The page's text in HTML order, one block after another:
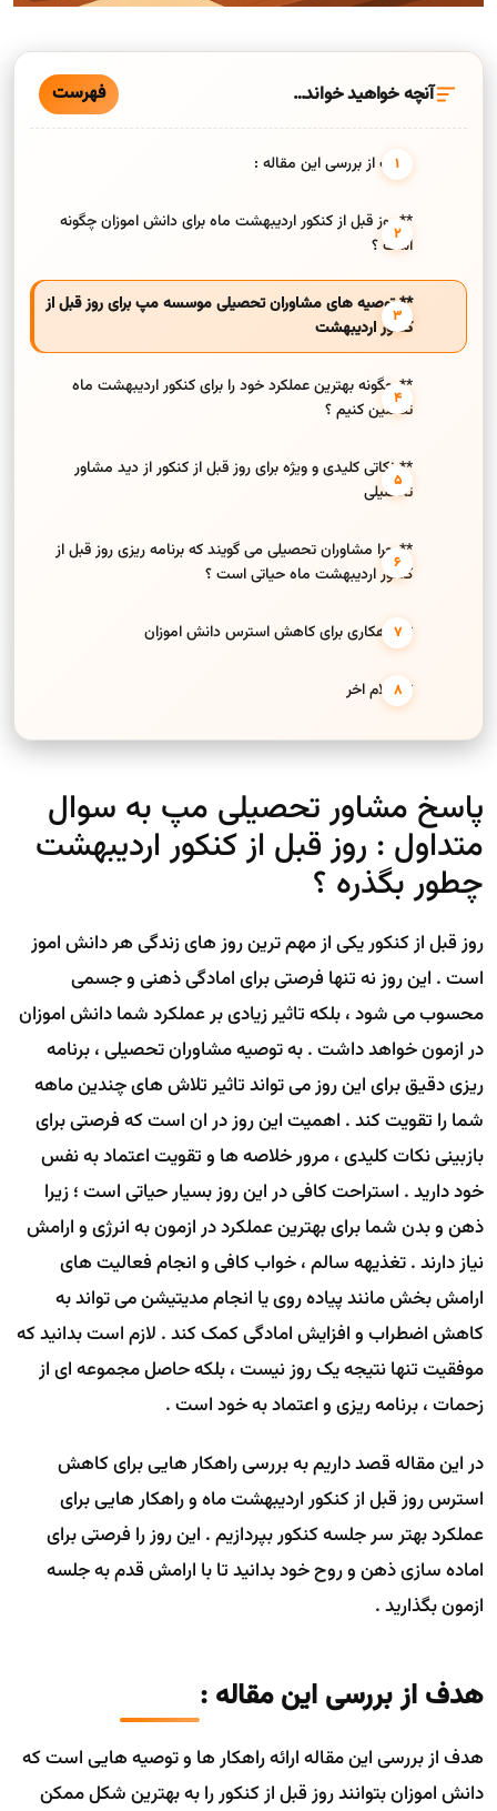
آنچه خواهید خواند… فهرست
هدف از بررسی این مقاله :
** روز قبل از کنکور اردیبهشت ماه برای دانش اموزان چگونه
است ؟
** توصیه های مشاوران تحصیلی موسسه مپ برای روز قبل از
کنکور اردیبهشت
** چگونه بهترین عملکرد خود را برای کنکور اردیبهشت ماه
تضمین کنیم ؟
** نکاتی کلیدی و ویژه برای روز قبل از کنکور از دید مشاور
تحصیلی
** چرا مشاوران تحصیلی می گویند که برنامه ریزی روز قبل از
کنکور اردیبهشت ماه حیاتی است ؟
** راهکاری برای کاهش استرس دانش اموزان
** کلام اخر
پاسخ مشاور تحصیلی مپ به سوال
متداول : روز قبل از کنکور اردیبهشت
چطور بگذره ؟
روز قبل از کنکور یکی از مهم ترین روز های زندگی هر دانش اموز
است . این روز نه تنها فرصتی برای امادگی ذهنی و جسمی
محسوب می شود ، بلکه تاثیر زیادی بر عملکرد شما دانش اموزان
در ازمون خواهد داشت . به توصیه مشاوران تحصیلی ، برنامه
ریزی دقیق برای این روز می تواند تاثیر تلاش های چندین ماهه
شما را تقویت کند . اهمیت این روز در ان است که فرصتی برای
بازبینی نکات کلیدی ، مرور خلاصه ها و تقویت اعتماد به نفس
خود دارید . استراحت کافی در این روز بسیار حیاتی است ؛ زیرا
ذهن و بدن شما برای بهترین عملکرد در ازمون به انرژی و ارامش
نیاز دارند . تغذیهه سالم ، خواب کافی و انجام فعالیت های
ارامش بخش مانند پیاده روی یا انجام مدیتیشن می تواند به
کاهش اضطراب و افزایش امادگی کمک کند . لازم است بدانید که
موفقیت تنها نتیجه یک روز نیست ، بلکه حاصل مجموعه ای از
زحمات ، برنامه ریزی و اعتماد به خود است .
در این مقاله قصد داریم به بررسی راهکار هایی برای کاهش
استرس روز قبل از کنکور اردیبهشت ماه و راهکار هایی برای
عملکرد بهتر سر جلسه کنکور بپردازیم . این روز را فرصتی برای
اماده سازی ذهن و روح خود بدانید تا با ارامش قدم به جلسه
ازمون بگذارید .
هدف از بررسی این مقاله :
هدف از بررسی این مقاله ارائه راهکار ها و توصیه هایی است که
دانش اموزان بتوانند روز قبل از کنکور را به بهترین شکل ممکن